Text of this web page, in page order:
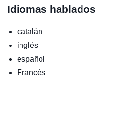
Idiomas hablados
catalán
inglés
español
Francés